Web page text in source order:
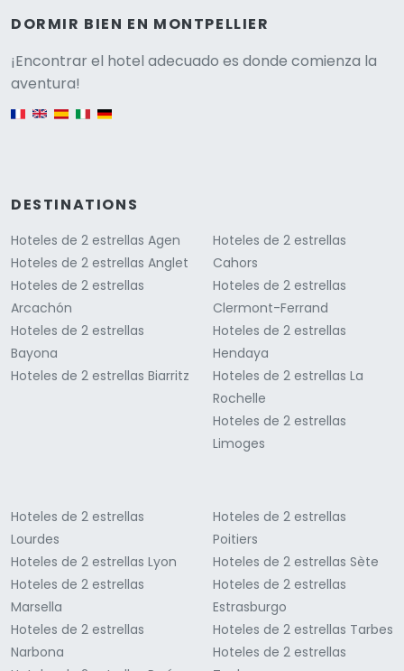
DORMIR BIEN EN MONTPELLIER
¡Encontrar el hotel adecuado es donde comienza la
aventura!
DESTINATIONS
Hoteles de 2 estrellas Agen
Hoteles de 2 estrellas Anglet
Hoteles de 2 estrellas
Arcachón
Hoteles de 2 estrellas
Bayona
Hoteles de 2 estrellas Biarritz
Hoteles de 2 estrellas
Cahors
Hoteles de 2 estrellas
Clermont-Ferrand
Hoteles de 2 estrellas
Hendaya
Hoteles de 2 estrellas La
Rochelle
Hoteles de 2 estrellas
Limoges
Hoteles de 2 estrellas
Lourdes
Hoteles de 2 estrellas Lyon
Hoteles de 2 estrellas
Marsella
Hoteles de 2 estrellas
Narbona
Hoteles de 2 estrellas
Poitiers
Hoteles de 2 estrellas Sète
Hoteles de 2 estrellas
Estrasburgo
Hoteles de 2 estrellas Tarbes
Hoteles de 2 estrellas